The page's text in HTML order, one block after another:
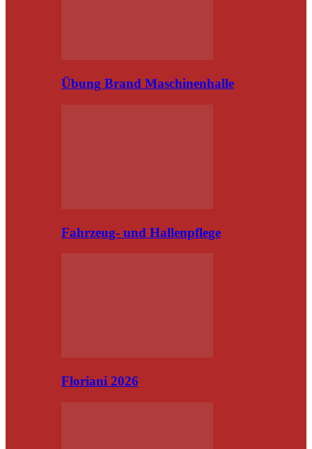
Übung Brand Maschinenhalle
Fahrzeug- und Hallenpflege
Floriani 2026